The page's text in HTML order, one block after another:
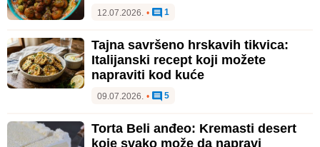
12.07.2026. • 1
Tajna savršeno hrskavih tikvica:
Italijanski recept koji možete
napraviti kod kuće
09.07.2026. • 5
Torta Beli anđeo: Kremasti desert
koje svako može da napravi